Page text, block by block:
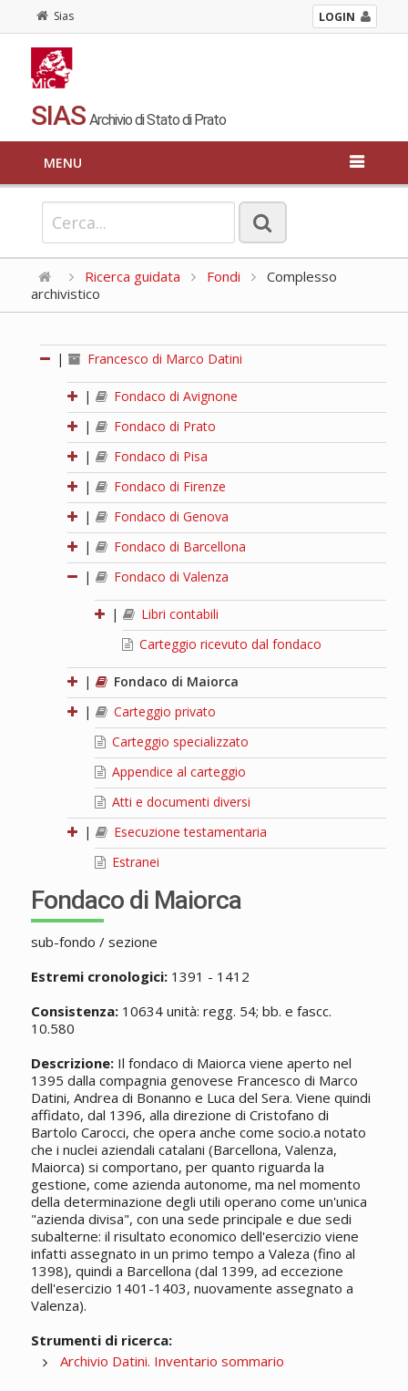
Sias LOGIN
SIAS Archivio di Stato di Prato
MENU
Ricerca guidata Fondi
Complesso
archivistico
| Francesco di Marco Datini
|
Fondaco di Avignone
|
Fondaco di Prato
|
Fondaco di Pisa
|
Fondaco di Firenze
|
Fondaco di Genova
|
Fondaco di Barcellona
|
Fondaco di Valenza
|
Libri contabili
Carteggio ricevuto dal fondaco
|
Fondaco di Maiorca
|
Carteggio privato
Carteggio specializzato
Appendice al carteggio
Atti e documenti diversi
|
Esecuzione testamentaria
Estranei
Fondaco di Maiorca
sub-fondo / sezione
Estremi cronologici:1391 - 1412
Consistenza:10634 unità: regg. 54; bb. e fascc.
10.580
Descrizione:Il fondaco di Maiorca viene aperto nel
1395 dalla compagnia genovese Francesco di Marco
Datini, Andrea di Bonanno e Luca del Sera. Viene quindi
affidato, dal 1396, alla direzione di Cristofano di
Bartolo Carocci, che opera anche come socio.a notato
che i nuclei aziendali catalani (Barcellona, Valenza,
Maiorca) si comportano, per quanto riguarda la
gestione, come azienda autonome, ma nel momento
della determinazione degli utili operano come un'unica
"azienda divisa", con una sede principale e due sedi
subalterne: il risultato economico dell'esercizio viene
infatti assegnato in un primo tempo a Valeza (fino al
1398), quindi a Barcellona (dal 1399, ad eccezione
dell'esercizio 1401-1403, nuovamente assegnato a
Valenza).
Strumenti di ricerca:
Archivio Datini. Inventario sommario